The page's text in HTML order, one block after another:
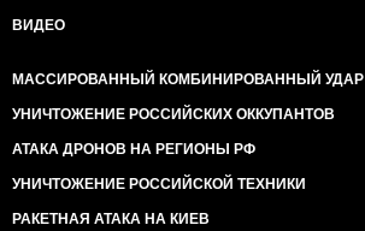
ВИДЕО
МАССИРОВАННЫЙ КОМБИНИРОВАННЫЙ УДАР
УНИЧТОЖЕНИЕ РОССИЙСКИХ ОККУПАНТОВ
АТАКА ДРОНОВ НА РЕГИОНЫ РФ
УНИЧТОЖЕНИЕ РОССИЙСКОЙ ТЕХНИКИ
РАКЕТНАЯ АТАКА НА КИЕВ